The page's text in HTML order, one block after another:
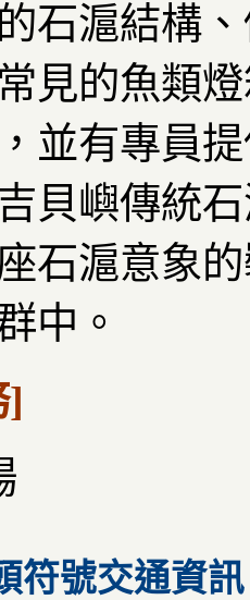
石滬結構
見的魚類
並有專員
貝嶼傳統
石滬意象
中。
]
交通資訊